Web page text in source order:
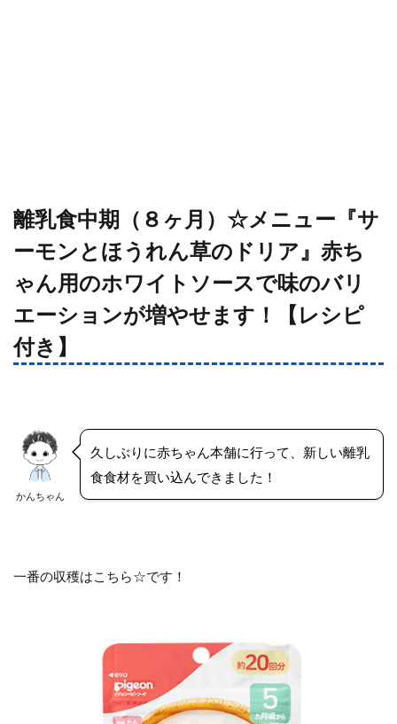
離乳食中期（８ヶ月）☆メニュー『サ
ーモンとほうれん草のドリア』赤ち
ゃん用のホワイトソースで味のバリ
エーションが増やせます！【レシピ
付き】
かんちゃん
久しぶりに赤ちゃん本舗に行って、新しい離乳
食食材を買い込んできました！
一番の収穫はこちら☆です！